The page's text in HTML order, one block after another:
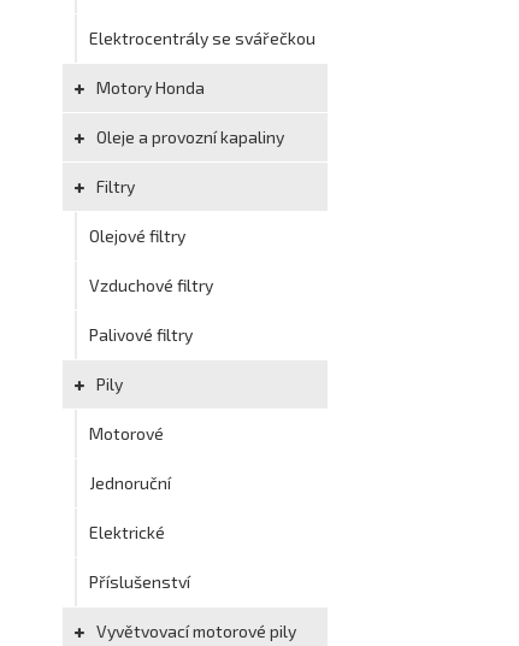
Elektrocentrály se svářečkou
Motory Honda
Oleje a provozní kapaliny
Filtry
Olejové filtry
Vzduchové filtry
Palivové filtry
Pily
Motorové
Jednoruční
Elektrické
Příslušenství
Vyvětvovací motorové pily